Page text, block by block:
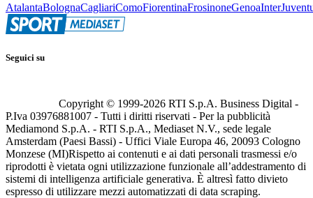
AtalantaBolognaCagliariComoFiorentinaFrosinoneGenoaInter
Seguici su
Copyright © 1999-2026 RTI S.p.A. Business Digital -
P.Iva 03976881007 - Tutti i diritti riservati - Per la pubblicità
Mediamond S.p.A. - RTI S.p.A., Mediaset N.V., sede legale
Amsterdam (Paesi Bassi) - Uffici Viale Europa 46, 20093 Cologno
Monzese (MI)Rispetto ai contenuti e ai dati personali trasmessi e/o
riprodotti è vietata ogni utilizzazione funzionale all’addestramento di
sistemi di intelligenza artificiale generativa. È altresì fatto divieto
espresso di utilizzare mezzi automatizzati di data scraping.